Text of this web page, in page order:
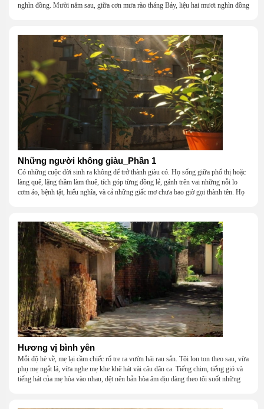
nghìn đồng. Mười năm sau, giữa cơn mưa rào tháng Bảy, liệu hai mươi nghìn đồng
Những người không giàu_Phần 1
Có những cuộc đời sinh ra không để trở thành giàu có. Họ sống giữa phố thị hoặc
làng quê, lặng thầm làm thuê, tích góp từng đồng lẻ, gánh trên vai những nỗi lo
cơm áo, bệnh tật, hiếu nghĩa, và cả những giấc mơ chưa bao giờ gọi thành tên. Họ
một mái nhà bằng lòng thương, bằng sự nhẫn nại và một niềm tin cũ kỹ rằng: dẫu
nghèo đến đâu, cũng còn có nhau để quay về.
Hương vị bình yên
Mỗi độ hè về, mẹ lại cầm chiếc rổ tre ra vườn hái rau sắn. Tôi lon ton theo sau, vừa
phụ mẹ ngắt lá, vừa nghe mẹ khe khẽ hát vài câu dân ca. Tiếng chim, tiếng gió và
tiếng hát của mẹ hòa vào nhau, dệt nên bản hòa âm dịu dàng theo tôi suốt những